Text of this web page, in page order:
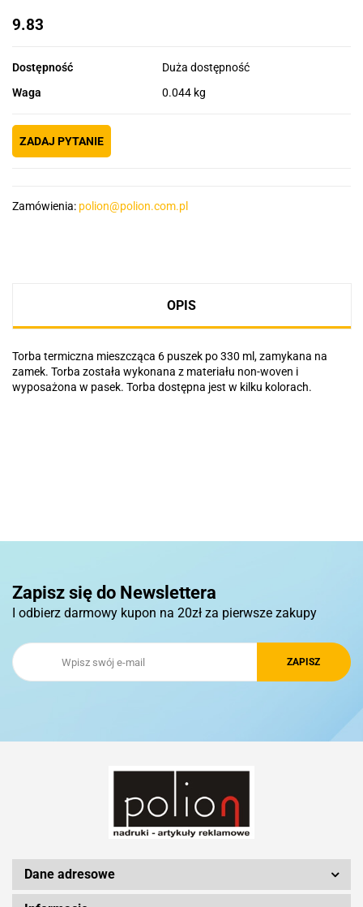
9.83
Dostępność
Duża dostępność
Waga
0.044 kg
ZADAJ PYTANIE
Zamówienia: polion@polion.com.pl
OPIS
Torba termiczna mieszcząca 6 puszek po 330 ml, zamykana na
zamek. Torba została wykonana z materiału non-woven i
wyposażona w pasek. Torba dostępna jest w kilku kolorach.
Royal Design
Silicon Power
Zapisz się do Newslettera
I odbierz darmowy kupon na 20zł za pierwsze zakupy
Dane adresowe